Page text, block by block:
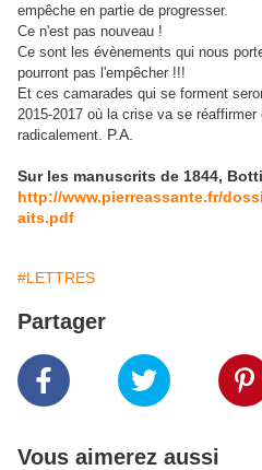
empêche en partie de progresser.
Ce n'est pas nouveau !
Ce sont les évènements qui nous
pourront pas l'empêcher !!!
Et ces camarades qui se forment
2015-2017 où la crise va se
radicalement. P.A.
Sur les manuscrits de 1844,
http://www.pierreassante.fr/
aits.pdf
#LETTRES
Partager
Vous aimerez aussi